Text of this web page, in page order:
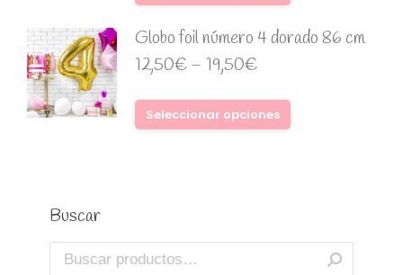
Globo foil número 4 dorado 86 cm
12,50€– 19,50€
Seleccionar opciones
Buscar